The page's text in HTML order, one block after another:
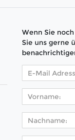
Wenn Sie
Sie uns gerne